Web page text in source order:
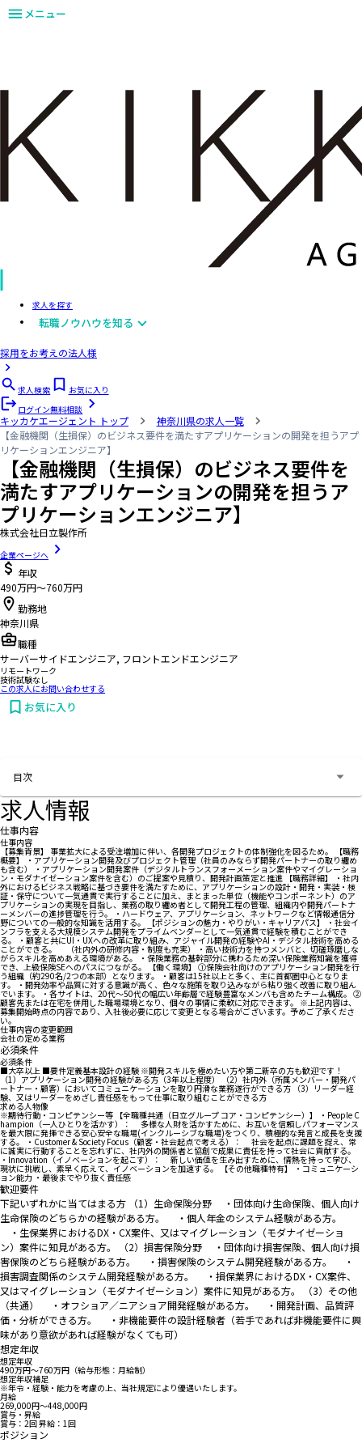
メニュー
求人を探す
転職ノウハウを知る
採用をお考えの法人様
求人検索
お気に入り
ログイン無料相談
キッカケエージェント トップ
神奈川県の求人一覧
【金融機関（生損保）のビジネス要件を満たすアプリケーションの開発を担うアプ
リケーションエンジニア】
【金融機関（生損保）のビジネス要件を
満たすアプリケーションの開発を担うア
プリケーションエンジニア】
株式会社日立製作所
企業ページへ
年収
490万円〜760万円
勤務地
神奈川県
職種
サーバーサイドエンジニア, フロントエンドエンジニア
リモートワーク
技術試験なし
この求人にお問い合わせする
お気に入り
目次
求人情報
仕事内容
仕事内容
【募集背景】 事業拡大による受注増加に伴い、各開発プロジェクトの体制強化を図るため。 【職務
概要】 ・アプリケーション開発及びプロジェクト管理（社員のみならず開発パートナーの取り纏め
も含む） ・アプリケーション開発案件（デジタルトランスフォーメーション案件やマイグレーショ
ン・モダナイゼーション案件を含む）のご提案や見積り、開発計画策定と推進 【職務詳細】 ・社内
外におけるビジネス戦略に基づき要件を満たすために、アプリケーションの設計・開発・実装・検
証・保守について一気通貫で実行することに加え、まとまった単位（機能やコンポーネント）のア
プリケーションの実現を目指し、業務の取り纏め者として開発工程の管理、組織内や開発パートナ
ーメンバーの進捗管理を行う。 ・ハードウェア、アプリケーション、ネットワークなど情報通信分
野についての一般的な知識を活用する。 【ポジションの魅力・やりがい・キャリアパス】 ・社会イ
ンフラを支える大規模システム開発をプライムベンダーとして一気通貫で経験を積むことができ
る。 ・顧客と共にUI・UXへの改革に取り組み、アジャイル開発の経験やAI・デジタル技術を高める
ことができる。 （社内外の研修内容・制度も充実） ・高い技術力を持つメンバと、切磋琢磨しな
がらスキルを高めあえる環境がある。 ・保険業務の基幹部分に携わるため深い保険業務知識を獲得
でき、上級保険SEへのパスにつながる。 【働く環境】 ①保険会社向けのアプリケーション開発を行
う組織（約290名/2つの本部）となります。 ・顧客は15社以上と多く、主に首都圏中心となりま
す。 ・開発効率や品質に対する意識が高く、色々な施策を取り込みながら粘り強く改善に取り組ん
でいます。 ・各サイトは、20代～50代の幅広い年齢層で経験豊富なメンバも含めたチーム構成。 ②
顧客先または在宅を併用した職場環境となり、個々の事情に柔軟に対応できます。 ※上記内容は、
募集開始時点の内容であり、入社後必要に応じて変更となる場合がございます。予めご了承くださ
い。
仕事内容の変更範囲
会社の定める業務
必須条件
必須条件
■大卒以上 ■要件定義基本設計の経験 ※開発スキルを極めたい方や第二新卒の方も歓迎です！
（1）アプリケーション開発の経験がある方（3年以上程度） （2）社内外（所属メンバー・開発パ
ートナー・顧客）においてコミュニケーションを取り円滑な業務遂行ができる方 （3）リーダー経
験、又はリーダーをめざし責任感をもって仕事に取り組むことができる方
求める人物像
※期待行動・コンピテンシー等 【全職種共通（日立グループ コア・コンピテンシー）】 ・People C
hampion（一人ひとりを活かす）： 多様な人財を活かすために、お互いを信頼しパフォーマンス
を最大限に発揮できる安心安全な職場(インクルーシブな職場)をつくり、積極的な発言と成長を支援
する。 ・Customer & Society Focus（顧客・社会起点で考える）： 社会を起点に課題を捉え、常
に誠実に行動することを忘れずに、社内外の関係者と協創で成果に責任を持って社会に貢献する。
・Innovation（イノベーションを起こす）： 新しい価値を生み出すために、情熱を持って学び、
現状に挑戦し、素早く応えて、イノベーションを加速する。 【その他職種特有】 ・コミュニケーシ
ョン能力 ・最後までやり抜く責任感
歓迎要件
下記いずれかに当てはまる方 （1）生命保険分野 ・団体向け生命保険、個人向け
生命保険のどちらかの経験がある方。 ・個人年金のシステム経験がある方。
・生保業界におけるDX・CX案件、又はマイグレーション（モダナイゼーショ
ン）案件に知見がある方。 （2）損害保険分野 ・団体向け損害保険、個人向け損
害保険のどちら経験がある方。 ・損害保険のシステム開発経験がある方。 ・
損害調査関係のシステム開発経験がある方。 ・損保業界におけるDX・CX案件、
又はマイグレーション（モダナイゼーション）案件に知見がある方。 （3）その他
（共通） ・オフショア／ニアショア開発経験がある方。 ・開発計画、品質評
価・分析ができる方。 ・非機能要件の設計経験者（若手であれば非機能要件に興
味があり意欲があれば経験がなくても可）
想定年収
想定年収
490万円〜760万円（給与形態：月給制）
想定年収補足
※年令・経験・能力を考慮の上、当社規定により優遇いたします。
月給
269,000円〜448,000円
賞与・昇給
賞与：2回 昇給：1回
ポジション